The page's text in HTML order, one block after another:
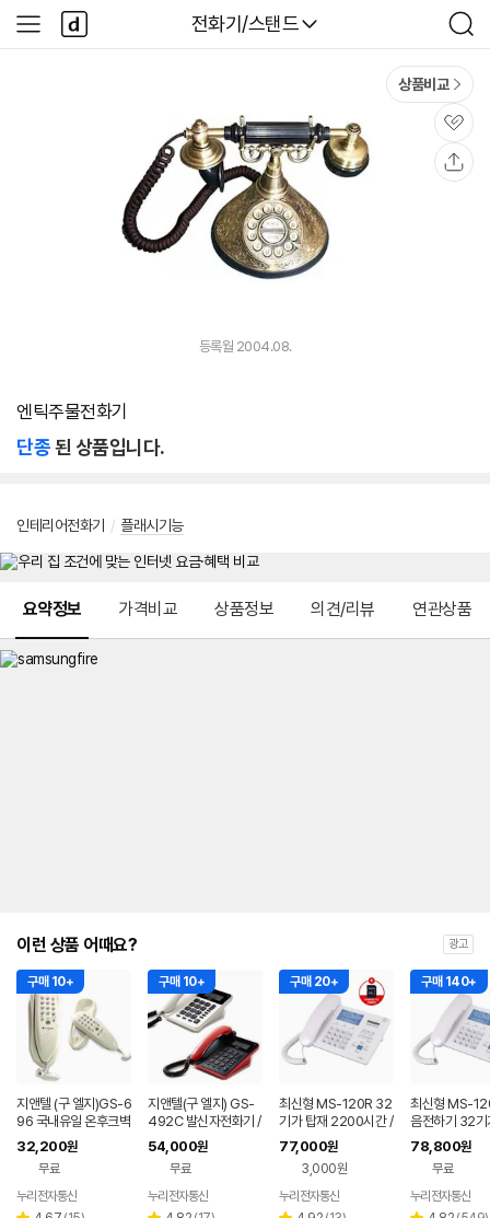
다나와
전화기/스탠드
검
색
사
이
다
나
와
상품비교
관
심
등록월 2004.08.
엔틱주물전화기
단종된 상품입니다.
인테리어전화기 / 플래시기능
요약정보 가격비교 상품정보 의견/리뷰 연관상품
이런 상품 어때요? 광고
구매 10+
지앤텔 (구 엘지)GS-6
96 국내유일 온후크벽
걸이전화기
32,200원
무료
누리전자통신
구매 10+
지앤텔(구 엘지) GS-
492C 발신자전화기 /
화이트 레드 / 도소매
납품전문
54,000원
무료
누리전자통신
구매 20+
최신형 MS-120R 32
기가 탑재 2200시간 /
헤드셋별매
77,000원
3,000원
누리전자통신
구매 140+
최신형 MS-
음전하기 32기
2500 시간 /
품전문
78,800원
무료
누리전자통신